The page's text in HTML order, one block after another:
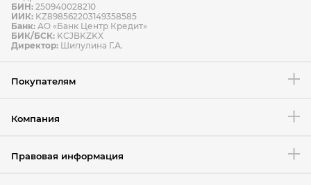
Условия возврата товара
БИН: 250940028210
ИИК: KZ898562203149358585
Банк: АО «Банк Центр Кредит»
БИК/БСК: KCJBKZKX
Директор: Шипулина Г.А.
Покупателям
Компания
Правовая информация